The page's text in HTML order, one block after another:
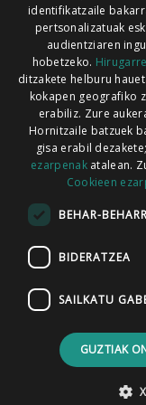
identifikatzaile
pertsonalizatuak
audientziaren
hobetzeko.
ditzakete helburu
kokapen geografiko
erabiliz. Zure
Hornitzaile batzuek
gisa erabil
ezarpenakatalean.
Cookieen
BEHAR-
BIDERATZEA
SAILKATU
GUZTIAK